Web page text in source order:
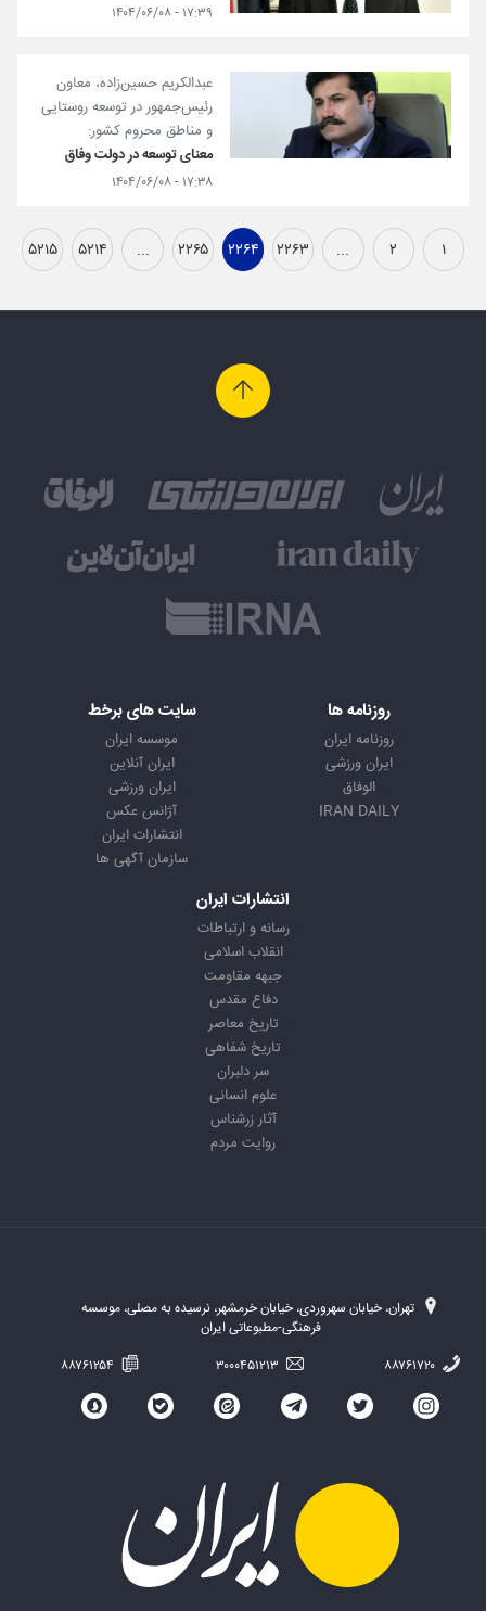
۱۷:۳۹ - ۱۴۰۴/۰۶/۰۸
عبدالکریم حسین‌زاده، معاون
رئیس‌جمهور در توسعه روستایی
و مناطق محروم کشور:
معنای توسعه در دولت وفاق
۱۷:۳۸ - ۱۴۰۴/۰۶/۰۸
۱ ۲ ... ۲۲۶۳ ۲۲۶۴ ۲۲۶۵ ... ۵۲۱۴ ۵۲۱۵
روزنامه ها
روزنامه ایران
ایران ورزشی
الوفاق
IRAN DAILY
سایت های برخط
موسسه ایران
ایران آنلاین
ایران ورزشی
آژانس عکس
انتشارات ایران
سازمان آگهی ها
انتشارات ایران
رسانه و ارتباطات
انقلاب اسلامی
جبهه مقاومت
دفاع مقدس
تاریخ معاصر
تاریخ شفاهی
سر دلبران
علوم انسانی
آثار زرشناس
روایت مردم
تهران، خیابان سهروردی، خیابان خرمشهر، نرسیده به مصلی، موسسه
فرهنگی-مطبوعاتی ایران